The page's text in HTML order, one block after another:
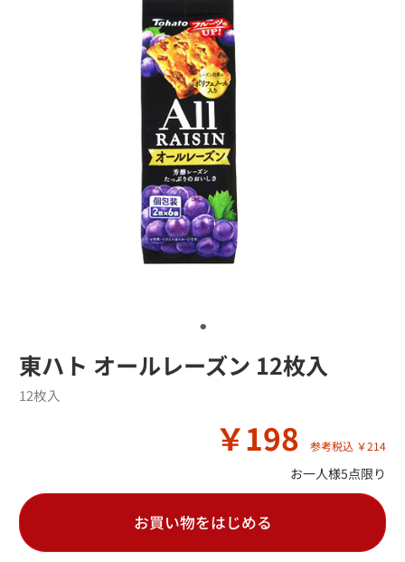
東ハト オールレーズン 12枚入
￥198 参考税込 ￥214
お一人様5点限り
12枚入
お買い物をはじめる